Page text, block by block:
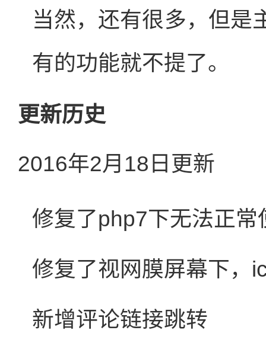
当然，还有很多，但是
有的功能就不提了。
更新历史
2016年2月18日更新
修复了php7下无法正
修复了视网膜屏幕下，
新增评论链接跳转